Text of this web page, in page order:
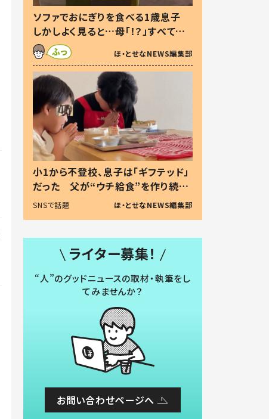
ソファでおにぎりを食べる1歳息子
しかしよく見ると…母「！？」すべてを
察した母の投稿に「可愛いから許
す！」「現行犯〜」
ほ・とせなNEWS編集部
小1から不登校、息子は「ギフテッド」
だった 父が“ウチ給食”を作り続け
る理由とは #令和の親 #令和の子
SNSで話題 ほ・とせなNEWS編集部
ライター募集！
“人”のグッドニュースの取材・執筆をし
てみませんか？
お問い合わせページへ